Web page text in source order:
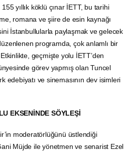
yıllık köklü çınar İETT, bu tarihi
romana ve şiire de esin kaynağı
İstanbullularla paylaşmak ve gelecek
programda, çok anlamlı bir
geçmişte yolu İETT’den
görev yapmış olan Tuncel
edebiyatı ve sinemasının dev isimleri
EKSENİNDE SÖYLEŞİ
moderatörlüğünü üstlendiği
Müjde ile yönetmen ve senarist Ezel